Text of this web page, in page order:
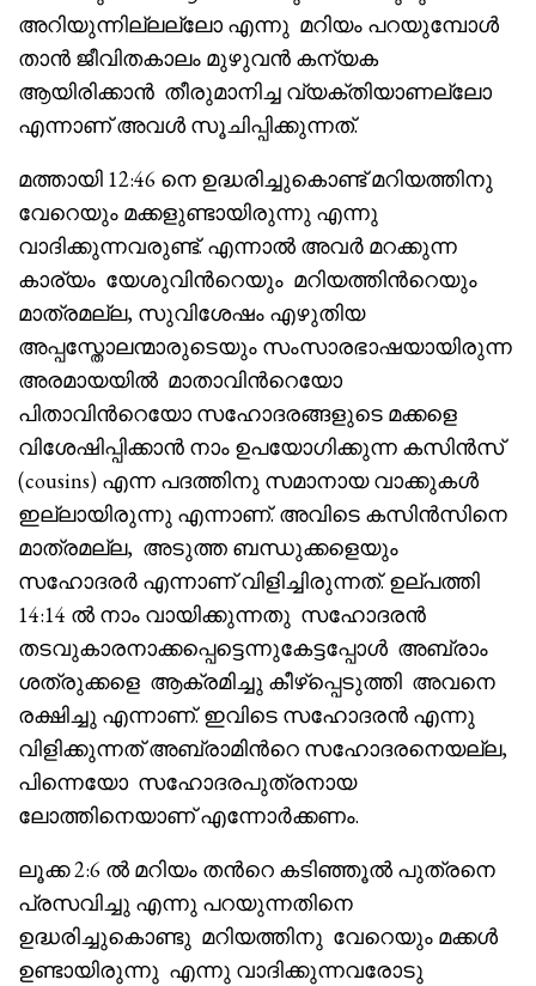
അറിയുന്നില്ലല്ലോ എന്നു മറിയം പറയുമ്പോൾ
താൻ ജീവിതകാലം മുഴുവൻ കന്യക
ആയിരിക്കാൻ തീരുമാനിച്ച വ്യക്തിയാണല്ലോ
എന്നാണ് അവൾ സൂചിപ്പിക്കുന്നത്.
മത്തായി 12:46 നെ ഉദ്ധരിച്ചുകൊണ്ട് മറിയത്തിനു
വേറെയും മക്കളുണ്ടായിരുന്നു എന്നു
വാദിക്കുന്നവരുണ്ട്. എന്നാൽ അവർ മറക്കുന്ന
കാര്യം യേശുവിൻറെയും മറിയത്തിൻറെയും
മാത്രമല്ല, സുവിശേഷം എഴുതിയ
അപ്പസ്തോലന്മാരുടെയും സംസാരഭാഷയായിരുന്ന
അരമായയിൽ മാതാവിൻറെയോ
പിതാവിൻറെയോ സഹോദരങ്ങളുടെ മക്കളെ
വിശേഷിപ്പിക്കാൻ നാം ഉപയോഗിക്കുന്ന കസിൻസ്
(cousins) എന്ന പദത്തിനു സമാനായ വാക്കുകൾ
ഇല്ലായിരുന്നു എന്നാണ്. അവിടെ കസിൻസിനെ
മാത്രമല്ല, അടുത്ത ബന്ധുക്കളെയും
സഹോദരർ എന്നാണ് വിളിച്ചിരുന്നത്. ഉല്പത്തി
14:14 ൽ നാം വായിക്കുന്നതു സഹോദരൻ
തടവുകാരനാക്കപ്പെട്ടെന്നുകേട്ടപ്പോൾ അബ്രാം
ശത്രുക്കളെ ആക്രമിച്ചു കീഴ്‌പ്പെടുത്തി അവനെ
രക്ഷിച്ചു എന്നാണ്. ഇവിടെ സഹോദരൻ എന്നു
വിളിക്കുന്നത് അബ്രാമിൻറെ സഹോദരനെയല്ല,
പിന്നെയോ സഹോദരപുത്രനായ
ലോത്തിനെയാണ് എന്നോർക്കണം.
ലൂക്ക 2:6 ൽ മറിയം തൻറെ കടിഞ്ഞൂൽ പുത്രനെ
പ്രസവിച്ചു എന്നു പറയുന്നതിനെ
ഉദ്ധരിച്ചുകൊണ്ടു മറിയത്തിനു വേറെയും മക്കൾ
ഉണ്ടായിരുന്നു എന്നു വാദിക്കുന്നവരോടു